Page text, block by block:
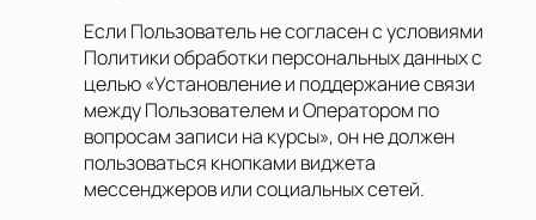
Если Пользователь не согласен с условиями
Политики обработки персональных данных с
целью «Установление и поддержание связи
между Пользователем и Оператором по
вопросам записи на курсы», он не должен
пользоваться кнопками виджета
мессенджеров или социальных сетей.